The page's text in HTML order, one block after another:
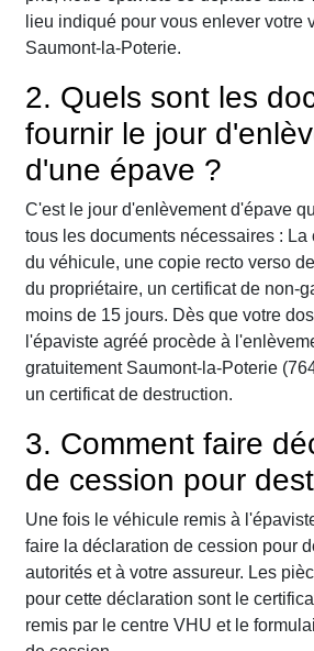
lieu indiqué pour vous enlever votre
Saumont-la-Poterie.
2. Quels sont les
fournir le jour
d'une épave ?
C'est le jour d'enlèvement d'épave
tous les documents nécessaires :
du véhicule, une copie recto verso
du propriétaire, un certificat de non-
moins de 15 jours. Dès que votre
l'épaviste agréé procède à
gratuitement Saumont-la-Poterie
un certificat de destruction.
3. Comment faire
de cession pour
Une fois le véhicule remis à
faire la déclaration de cession pour
autorités et à votre assureur. Les
pour cette déclaration sont le
remis par le centre VHU et le